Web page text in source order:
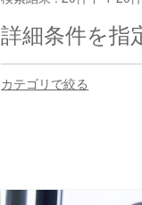
詳細条件を指
カテゴリで絞る